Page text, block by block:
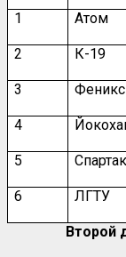
1 Атом
2 К-19
3 Феникс
4
5
6 ЛГТУ
Второй